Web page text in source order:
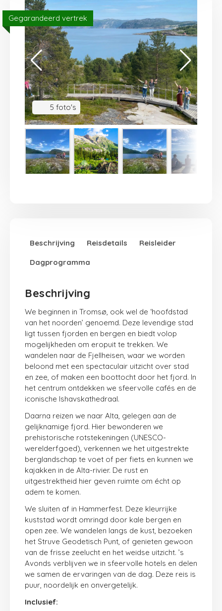
Gegarandeerd vertrek
5 foto's
Beschrijving Reisdetails Reisleider
Dagprogramma
Beschrijving
We beginnen in Tromsø, ook wel de ‘hoofdstad
van het noorden’ genoemd. Deze levendige stad
ligt tussen fjorden en bergen en biedt volop
mogelijkheden om eropuit te trekken. We
wandelen naar de Fjellheisen, waar we worden
beloond met een spectaculair uitzicht over stad
en zee, of maken een boottocht door het fjord. In
het centrum ontdekken we sfeervolle cafés en de
iconische Ishavskathedraal.
Daarna reizen we naar Alta, gelegen aan de
gelijknamige fjord. Hier bewonderen we
prehistorische rotstekeningen (UNESCO-
werelderfgoed), verkennen we het uitgestrekte
berglandschap te voet of per fiets en kunnen we
kajakken in de Alta-rivier. De rust en
uitgestrektheid hier geven ruimte om écht op
adem te komen.
We sluiten af in Hammerfest. Deze kleurrijke
kuststad wordt omringd door kale bergen en
open zee. We wandelen langs de kust, bezoeken
het Struve Geodetisch Punt, of genieten gewoon
van de frisse zeelucht en het weidse uitzicht. ’s
Avonds verblijven we in sfeervolle hotels en delen
we samen de ervaringen van de dag. Deze reis is
puur, noordelijk en onvergetelijk.
Inclusief: